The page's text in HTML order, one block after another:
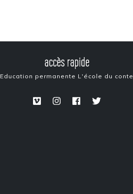
accès rapide
Education permanente L'école du conte